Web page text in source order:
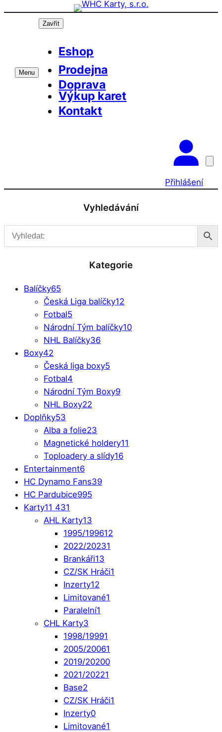
Přeskočit
Menu
Zavřít
Eshop
Prodejna
Doprava
Výkup karet
Kontakt
Přihlášení
Vyhledávání
Kategorie
Balíčky65
Česká Liga balíčky12
Fotbal5
Národní Tým balíčky10
NHL Balíčky36
Boxy42
Česká liga boxy5
Fotbal4
Národní Tým Boxy9
NHL Boxy22
Doplňky53
Alba a folie23
Magnetické holdery11
Toploadery a slídy16
Entertainment6
HC Dynamo Fans39
HC Pardubice995
Karty11 431
AHL Karty13
1995/199612
2022/20231
Brankáři13
CZ/SK Hráči1
Inzerty12
Limitované1
Paralelní1
CHL Karty3
1998/19991
2005/20061
2019/20200
2021/20221
Base2
CZ/SK Hráči1
Inzerty0
Limitované1
Prázdninová otevírací doba prodejny! PO a
ST 10-17, SO 11-15